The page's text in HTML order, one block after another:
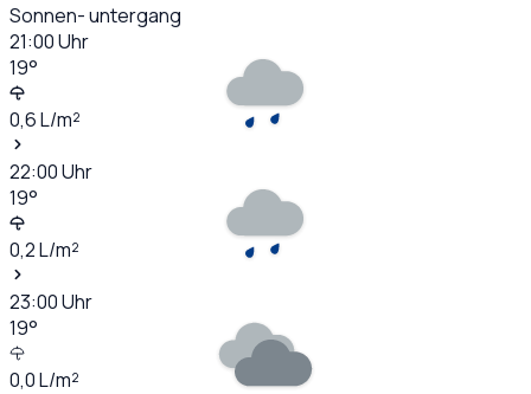
Sonnen- untergang
21:00Uhr
19°
0,6L/m²
22:00Uhr
19°
0,2L/m²
23:00Uhr
19°
0,0L/m²